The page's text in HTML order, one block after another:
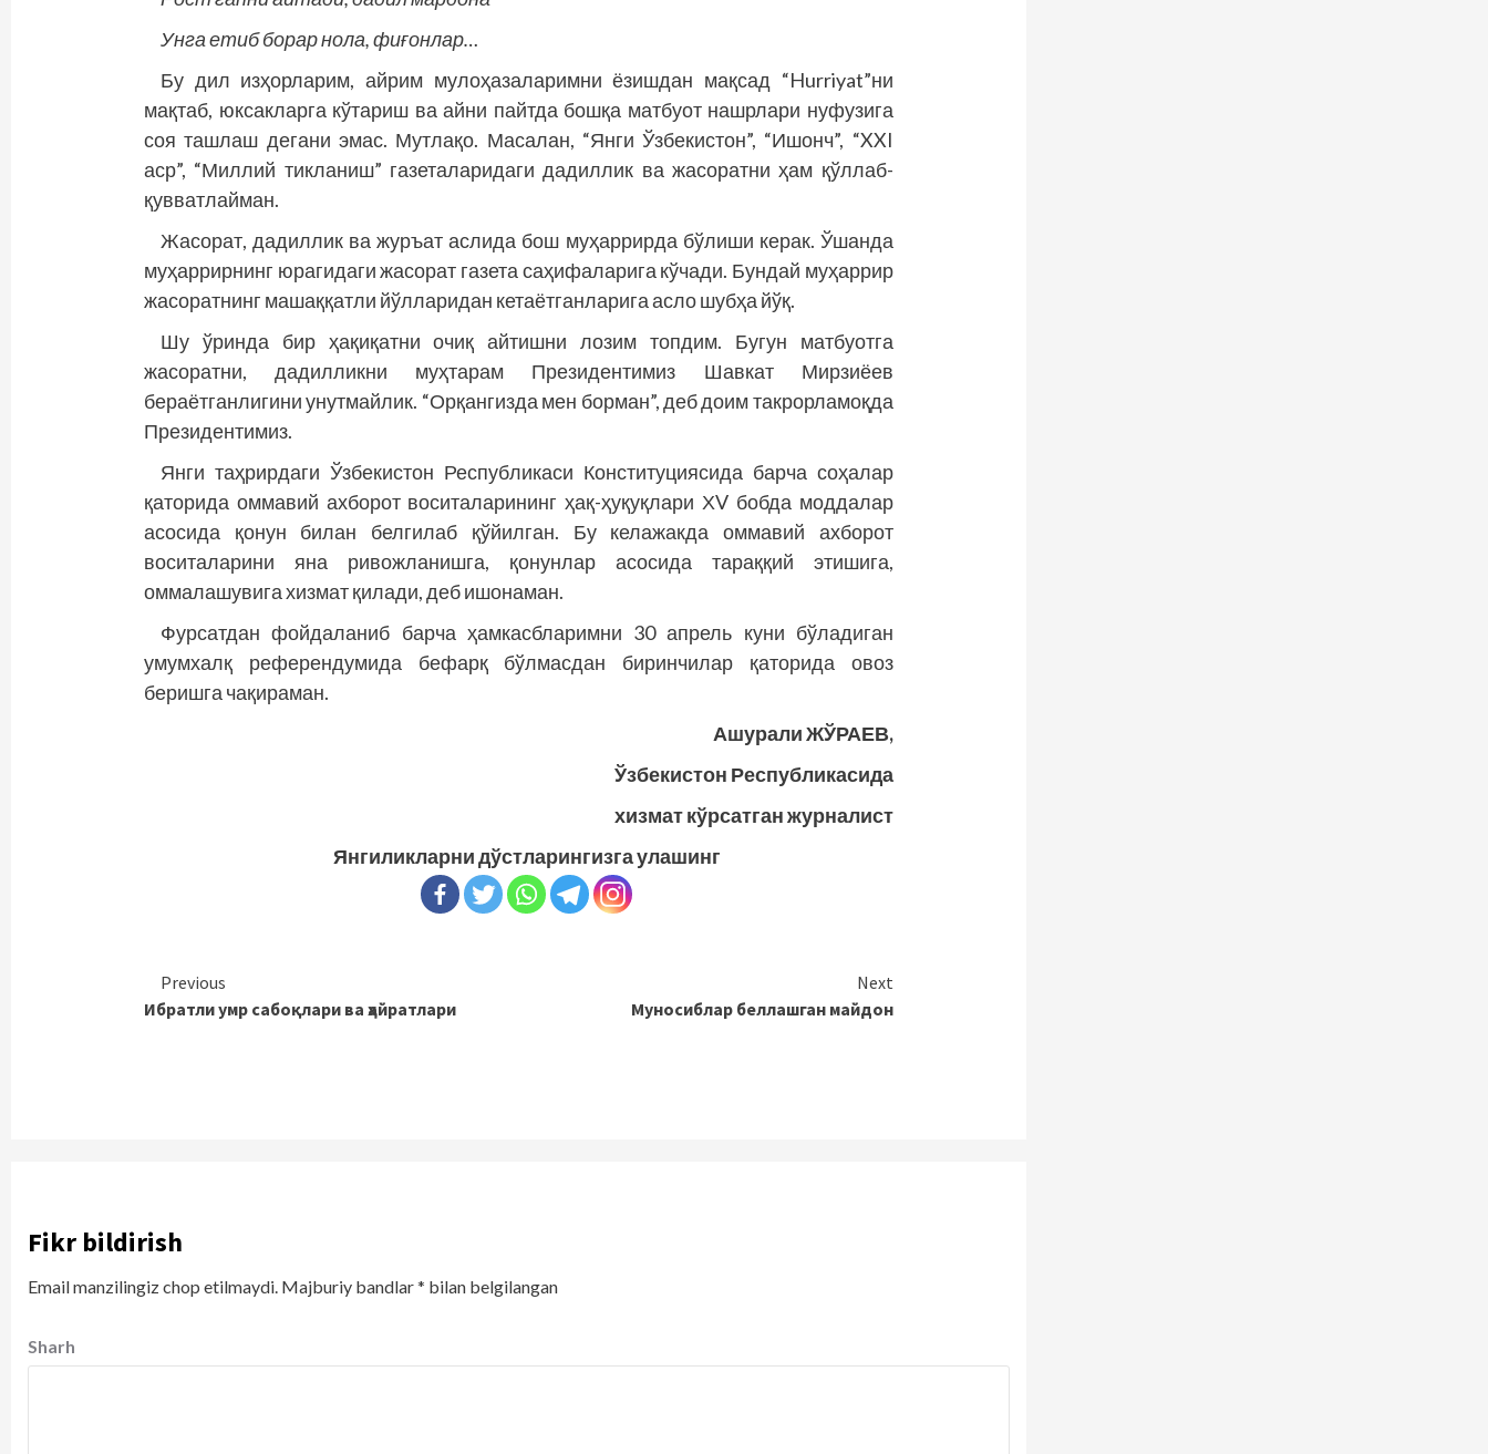
Унга етиб борар нола, фиғонлар…
Бу дил изҳорларим, айрим мулоҳазаларимни ёзишдан мақсад “Hurriyat”ни
мақтаб, юксакларга кўтариш ва айни пайтда бошқа матбуот нашрлари нуфузига
соя ташлаш дегани эмас. Мутлақо. Масалан, “Янги Ўзбекистон”, “Ишонч”, “XXI
аср”, “Миллий тикланиш” газеталаридаги дадиллик ва жасоратни ҳам қўллаб-
қувватлайман.
Жасорат, дадиллик ва журъат аслида бош муҳаррирда бўлиши керак. Ўшанда
муҳаррирнинг юрагидаги жасорат газета саҳифаларига кўчади. Бундай муҳаррир
жасоратнинг машаққатли йўлларидан кетаётганларига асло шубҳа йўқ.
Шу ўринда бир ҳақиқатни очиқ айтишни лозим топдим. Бугун матбуот­­га
жасоратни, дадилликни муҳтарам Президентимиз Шавкат Мирзиёев
бераётганлигини унутмайлик. “Орқангизда мен борман”, деб доим такрорламоқда
Президентимиз.
Янги таҳрирдаги Ўзбекистон Респуб­ликаси Конституциясида барча соҳалар
қаторида оммавий ахборот воситаларининг ҳақ-ҳуқуқлари ХV бобда моддалар
асосида қонун билан белгилаб қўйилган. Бу келажакда оммавий ахборот
воситаларини яна ривожланишга, қонунлар асосида тараққий этишига,
оммалашувига хизмат қилади, деб ишонаман.
Фурсатдан фойдаланиб барча ҳамкасбларимни 30 апрель куни бўладиган
умумхалқ референдумида бефарқ бўлмасдан биринчилар қаторида овоз
беришга чақираман.
Ашурали ЖЎРАЕВ,
Ўзбекистон Республикасида
хизмат кўрсатган журналист
Янгиликларни дўстларингизга улашинг
Continue
Reading
Previous
Ибратли умр сабоқлари ва ҳайратлари
Next
Муносиблар беллашган майдон
Fikr bildirish
Email manzilingiz chop etilmaydi. Majburiy bandlar* bilan belgilangan
Sharh